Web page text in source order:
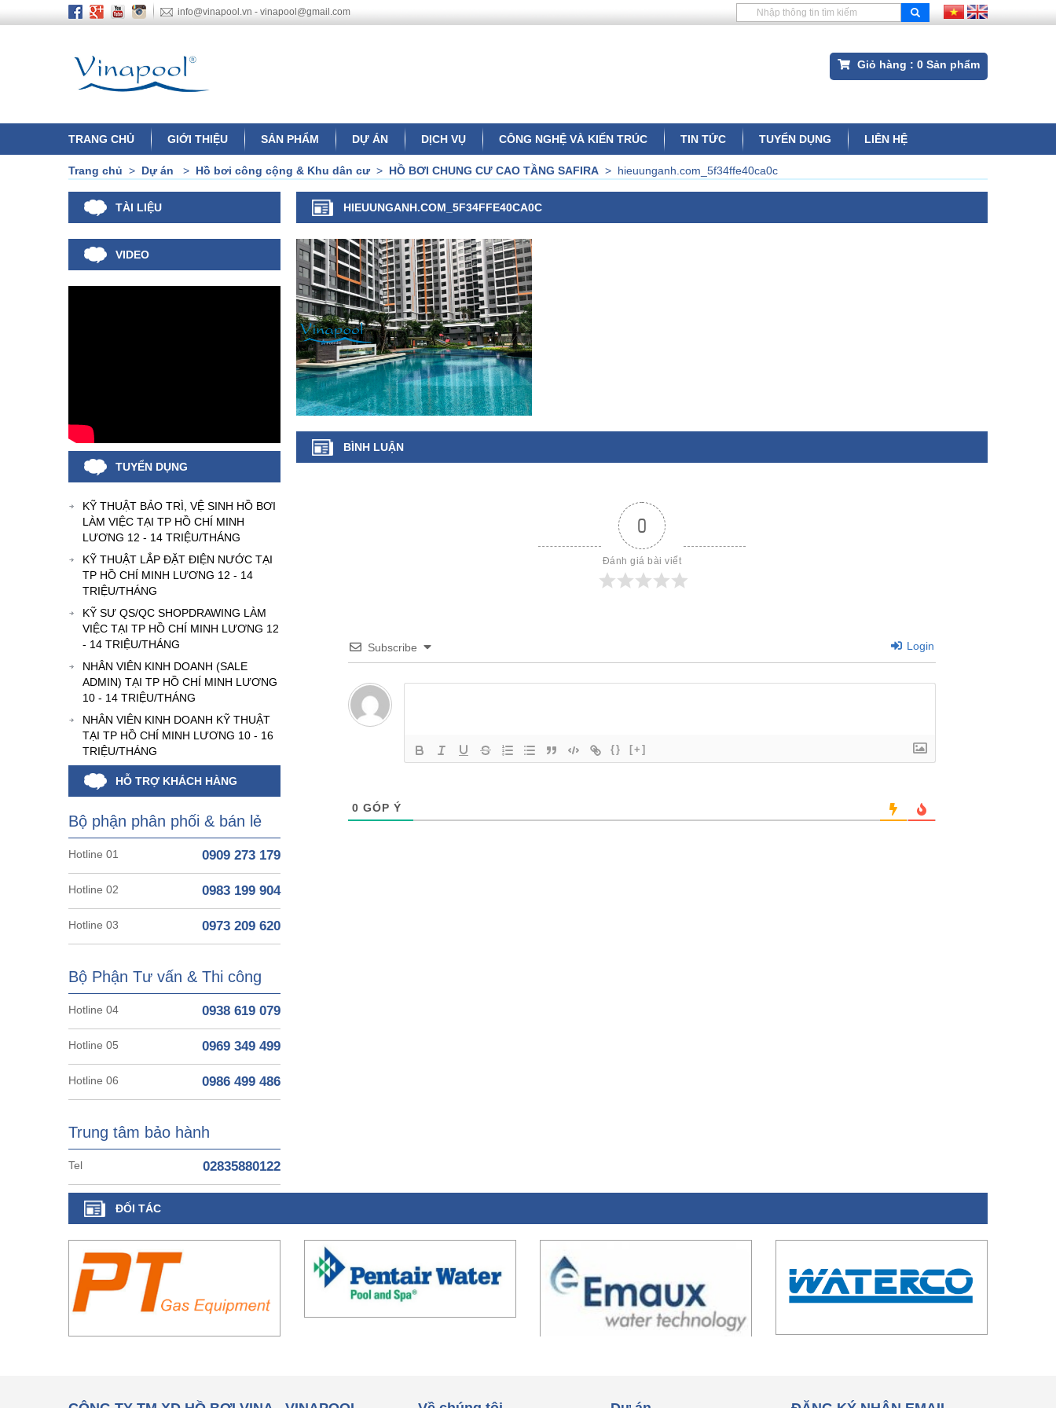
info@vinapool.vn - vinapool@gmail.com
Giỏ hàng : 0 Sản phẩm
TRANG CHỦ GIỚI THIỆU SẢN PHẨM DỰ ÁN DỊCH VỤ CÔNG NGHỆ VÀ KIẾN TRÚC TIN TỨC TUYỂN DỤNG LIÊN HỆ
Trang chủ > Dự án > Hồ bơi công cộng & Khu dân cư> HỒ BƠI CHUNG CƯ CAO TẦNG SAFIRA > hieuunganh.com_5f34ffe40ca0c
TÀI LIỆU
VIDEO
TUYỂN DỤNG
KỸ THUẬT BẢO TRÌ, VỆ SINH HỒ BƠI
LÀM VIỆC TẠI TP HỒ CHÍ MINH
LƯƠNG 12 - 14 TRIỆU/THÁNG
KỸ THUẬT LẮP ĐẶT ĐIỆN NƯỚC TẠI
TP HỒ CHÍ MINH LƯƠNG 12 - 14
TRIỆU/THÁNG
KỸ SƯ QS/QC SHOPDRAWING LÀM
VIỆC TẠI TP HỒ CHÍ MINH LƯƠNG 12
- 14 TRIỆU/THÁNG
NHÂN VIÊN KINH DOANH (SALE
ADMIN) TẠI TP HỒ CHÍ MINH LƯƠNG
10 - 14 TRIỆU/THÁNG
NHÂN VIÊN KINH DOANH KỸ THUẬT
TẠI TP HỒ CHÍ MINH LƯƠNG 10 - 16
TRIỆU/THÁNG
HỖ TRỢ KHÁCH HÀNG
Bộ phận phân phối & bán lẻ
Hotline 01 0909 273 179
Hotline 02 0983 199 904
Hotline 03 0973 209 620
Bộ Phận Tư vấn & Thi công
Hotline 04 0938 619 079
Hotline 05 0969 349 499
Hotline 06 0986 499 486
Trung tâm bảo hành
Tel 02835880122
HIEUUNGANH.COM_5F34FFE40CA0C
BÌNH LUẬN
0
Đánh giá bài viết
Subscribe Login
{} [+]
0 GÓP Ý
ĐỐI TÁC